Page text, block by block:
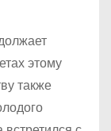
этому
также